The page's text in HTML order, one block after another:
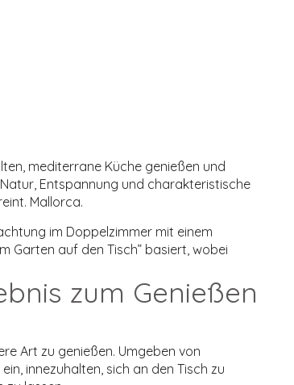
mediterrane Küche genießen und
Entspannung und charakteristische
Mallorca.
im Doppelzimmer mit einem
Garten auf den Tisch” basiert, wobei
zum Genießen
Art zu genießen. Umgeben von
innezuhalten, sich an den Tisch zu